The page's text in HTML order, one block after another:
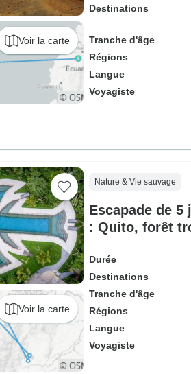
Voir la carte
Destinations
Tranche d'âge
Régions
Langue
Voyagiste
Voir la carte
Nature & Vie sauvage
Escapade de
: Quito, forêt
Durée
Destinations
Tranche d'âge
Régions
Langue
Voyagiste